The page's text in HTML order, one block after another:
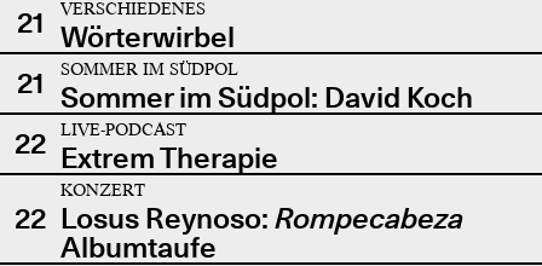
21
VERSCHIEDENES
Wörterwirbel
21
SOMMER IM SÜDPOL
Sommer im Südpol: David Koch
22
LIVE-PODCAST
Extrem Therapie
22
KONZERT
Losus Reynoso: Rompecabeza
Albumtaufe